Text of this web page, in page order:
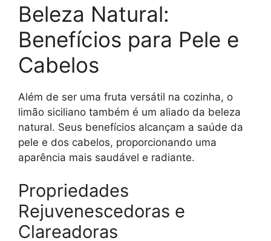
Beleza Natural:
Benefícios para Pele e
Cabelos
Além de ser uma fruta versátil na cozinha, o
limão siciliano também é um aliado da beleza
natural. Seus benefícios alcançam a saúde da
pele e dos cabelos, proporcionando uma
aparência mais saudável e radiante.
Propriedades
Rejuvenescedoras e
Clareadoras